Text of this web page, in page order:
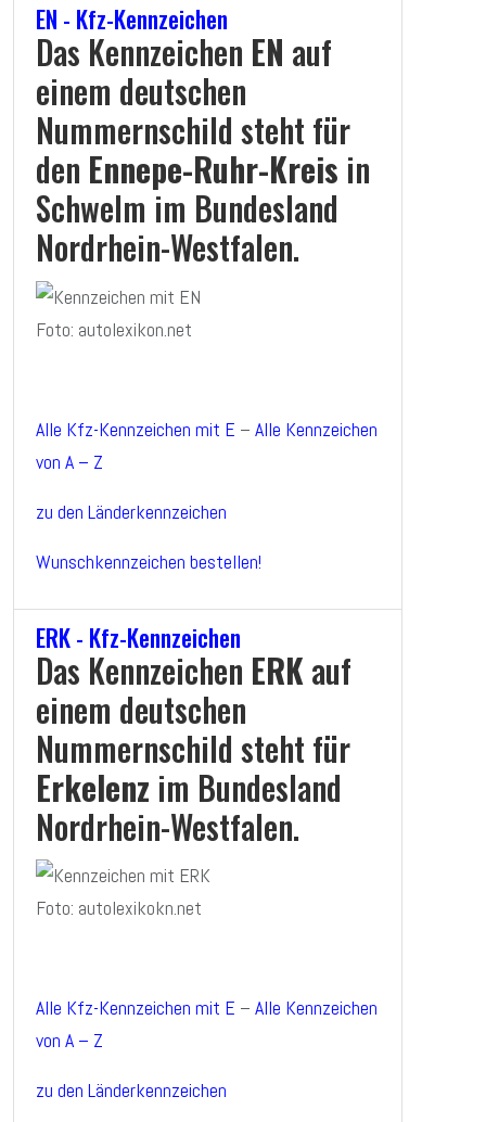
EN - Kfz-Kennzeichen
Das Kennzeichen EN auf
einem deutschen
Nummernschild steht für
den Ennepe-Ruhr-Kreis in
Schwelm im Bundesland
Nordrhein-Westfalen.
Foto: autolexikon.net
Alle Kfz-Kennzeichen mit E – Alle Kennzeichen
von A – Z
zu den Länderkennzeichen
Wunschkennzeichen bestellen!
ERK - Kfz-Kennzeichen
Das Kennzeichen ERK auf
einem deutschen
Nummernschild steht für
Erkelenz im Bundesland
Nordrhein-Westfalen.
Foto: autolexikokn.net
Alle Kfz-Kennzeichen mit E – Alle Kennzeichen
von A – Z
zu den Länderkennzeichen